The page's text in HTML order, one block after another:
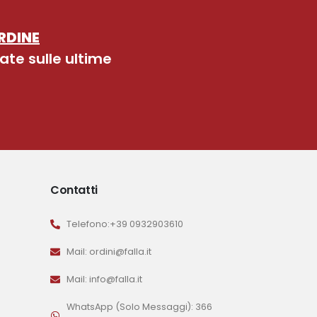
sulle ultime
Contatti
Telefono:+39 0932903610
Mail: ordini@falla.it
Mail: info@falla.it
WhatsApp (Solo Messaggi): 366